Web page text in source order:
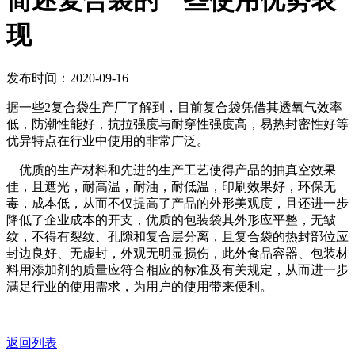
现
发布时间：2020-09-16
据一些2复合袋生产厂了解到，目前复合袋凭借其透氧气效率
低，防潮性能好，抗拉强度与耐穿性强度高，易热封密性好等
优异特点在行业中使用的非常广泛。
优质的生产材料和先进的生产工艺使得产品的抽真空效果
佳，且遮光，耐高温，耐油，耐低温，印刷效果好，环保无
毒，成本低，从而不仅提高了产品的外形美观度，且还进一步
降低了企业成本的开支，优质的包装袋其外形应平整，无皱
纹，不得有裂纹、孔隙和复合层分离，且复合袋的热封部位应
封边良好、无虚封，外观无明显损伤，此外食品容器、包装材
料用添加剂的质量应符合相应的标准及有关规定，从而进一步
满足行业的使用需求，为用户的使用带来便利。
返回列表